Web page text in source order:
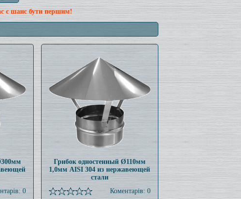
є шанс бути першим!
0
Грибок одностенный Ø110мм
1,0мм AISI 304 из нержавеющей
стали
Коментарів: 0